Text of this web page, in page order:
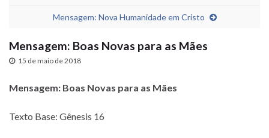
Mensagem: Nova Humanidade em Cristo
Mensagem: Boas Novas para as Mães
15 de maio de 2018
Mensagem: Boas Novas para as Mães
Texto Base: Gênesis 16